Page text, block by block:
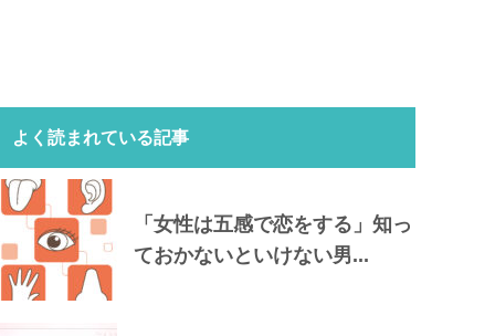
よく読まれている記事
「女性は五感で恋をする」知っ
ておかないといけない男...